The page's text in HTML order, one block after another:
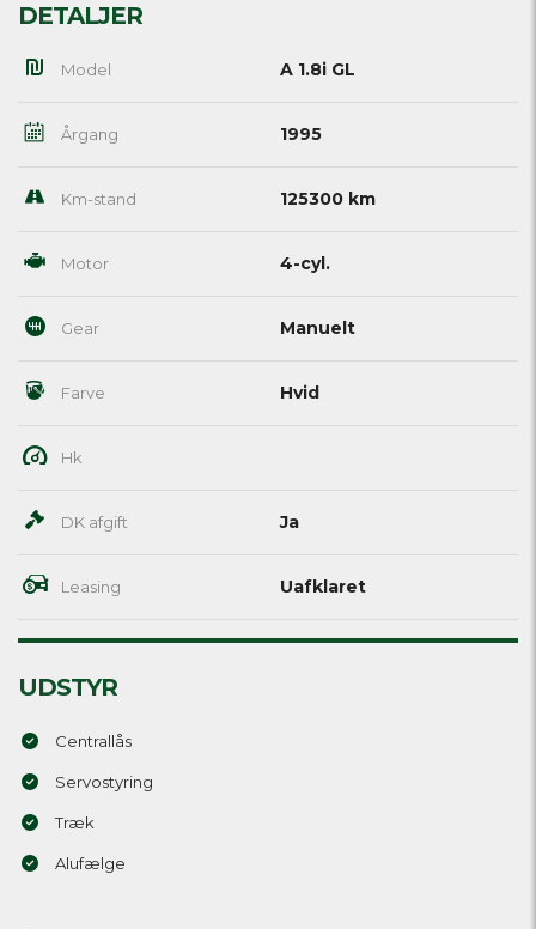
DETALJER
Model A 1.8i GL
Årgang 1995
Km-stand 125300 km
Motor 4-cyl.
Gear Manuelt
Farve Hvid
Hk
DK afgift Ja
Leasing Uafklaret
UDSTYR
Centrallås
Servostyring
Træk
Alufælge